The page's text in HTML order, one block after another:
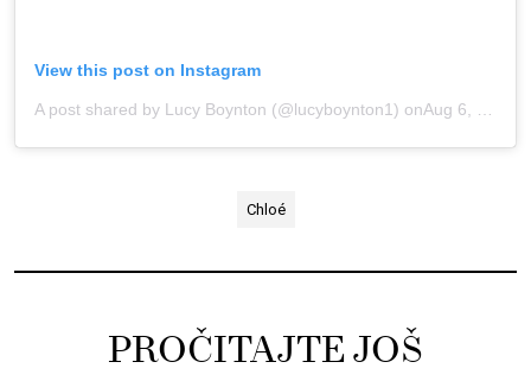
View this post on Instagram
A post shared by Lucy Boynton (@lucyboynton1) onAug 6, 2020 at 8:01am PDT
Chloé
PROČITAJTE JOŠ